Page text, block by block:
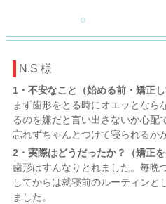
N.S 様
1・不安なこと（始める前・矯正し
まず歯形をとる時にオエッとなら
るのを嫌だと言い出さないか心配
忘れずちゃんとつけて寝られるか
2・実際はどうだったか？（矯正
歯形はすんなりとれました。毎晩
してからは就寝前のルーティンと
ました。